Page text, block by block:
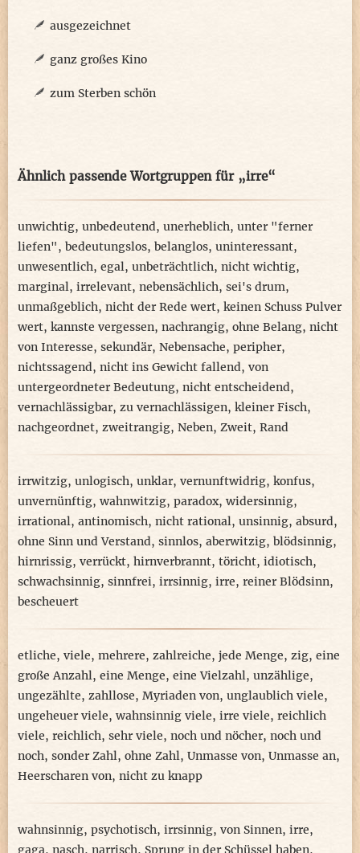
ausgezeichnet
ganz großes Kino
zum Sterben schön
Ähnlich passende Wortgruppen für „irre“
unwichtig, unbedeutend, unerheblich, unter "ferner
liefen", bedeutungslos, belanglos, uninteressant,
unwesentlich, egal, unbeträchtlich, nicht wichtig,
marginal, irrelevant, nebensächlich, sei's drum,
unmaßgeblich, nicht der Rede wert, keinen Schuss Pulver
wert, kannste vergessen, nachrangig, ohne Belang, nicht
von Interesse, sekundär, Nebensache, peripher,
nichtssagend, nicht ins Gewicht fallend, von
untergeordneter Bedeutung, nicht entscheidend,
vernachlässigbar, zu vernachlässigen, kleiner Fisch,
nachgeordnet, zweitrangig, Neben, Zweit, Rand
irrwitzig, unlogisch, unklar, vernunftwidrig, konfus,
unvernünftig, wahnwitzig, paradox, widersinnig,
irrational, antinomisch, nicht rational, unsinnig, absurd,
ohne Sinn und Verstand, sinnlos, aberwitzig, blödsinnig,
hirnrissig, verrückt, hirnverbrannt, töricht, idiotisch,
schwachsinnig, sinnfrei, irrsinnig, irre, reiner Blödsinn,
bescheuert
etliche, viele, mehrere, zahlreiche, jede Menge, zig, eine
große Anzahl, eine Menge, eine Vielzahl, unzählige,
ungezählte, zahllose, Myriaden von, unglaublich viele,
ungeheuer viele, wahnsinnig viele, irre viele, reichlich
viele, reichlich, sehr viele, noch und nöcher, noch und
noch, sonder Zahl, ohne Zahl, Unmasse von, Unmasse an,
Heerscharen von, nicht zu knapp
wahnsinnig, psychotisch, irrsinnig, von Sinnen, irre,
gaga, nasch, narrisch, Sprung in der Schüssel haben,